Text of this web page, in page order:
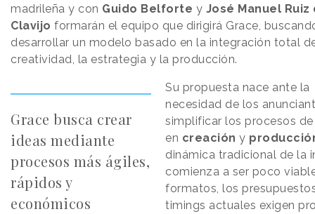
madrileña y con Guido Belforte y José Manuel Ruiz
Clavijo formarán el equipo que dirigirá Grace,
desarrollar un modelo basado en la integración total
creatividad, la estrategia y la producción.
Grace busca crear
ideas mediante
procesos más ágiles,
rápidos y
económicos
Su propuesta nace ante la
necesidad de los
simplificar los procesos
en creación y
dinámica tradicional de la
comienza a ser poco
formatos, los
timings actuales exigen